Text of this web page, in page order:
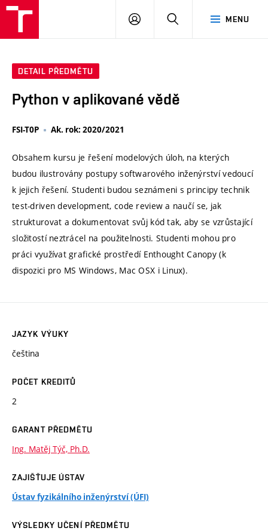
MENU
PŘIHLÁSIT
DETAIL PŘEDMĚTU
Python v aplikované vědě
FSI-T0P Ak. rok: 2020/2021
Obsahem kursu je řešení modelových úloh, na kterých
budou ilustrovány postupy softwarového inženýrství vedoucí
k jejich řešení. Studenti budou seznámeni s principy technik
test-driven development, code review a naučí se, jak
strukturovat a dokumentovat svůj kód tak, aby se vzrůstající
složitostí neztrácel na použitelnosti. Studenti mohou pro
práci využívat grafické prostředí Enthought Canopy (k
dispozici pro MS Windows, Mac OSX i Linux).
JAZYK VÝUKY
čeština
POČET KREDITŮ
2
GARANT PŘEDMĚTU
Ing. Matěj Týč, Ph.D.
ZAJIŠŤUJE ÚSTAV
Ústav fyzikálního inženýrství (ÚFI)
VÝSLEDKY UČENÍ PŘEDMĚTU